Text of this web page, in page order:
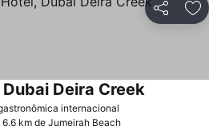
Partilhar
internacional
Deira Creek
6.6 km de Jumeirah Beach